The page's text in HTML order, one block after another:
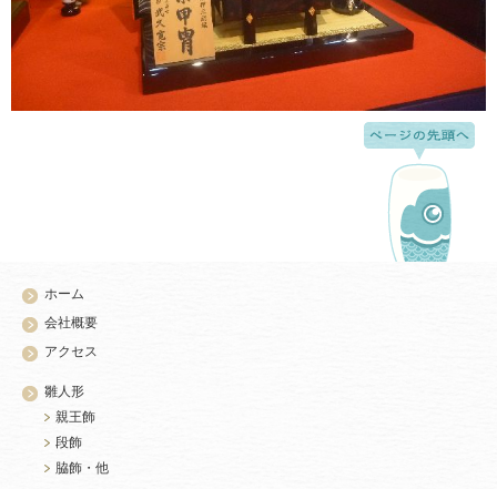
ホーム
会社概要
アクセス
雛人形
親王飾
段飾
脇飾・他